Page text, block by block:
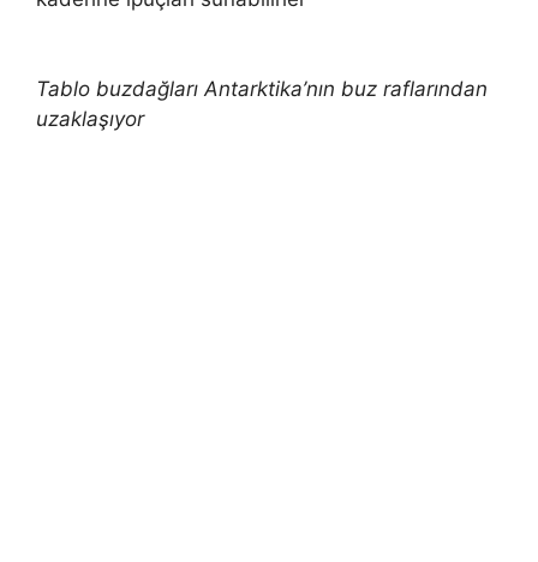
Tablo buzdağları Antarktika’nın buz raflarından
uzaklaşıyor